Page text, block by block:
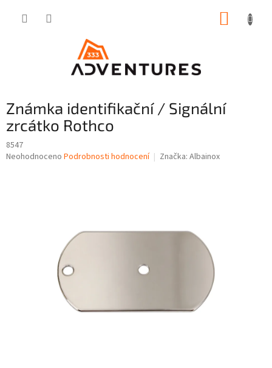
Známka identifikační / Signální
zrcátko Rothco
8547
Průměrné
Neohodnoceno Podrobnosti hodnocení Značka: Albainox